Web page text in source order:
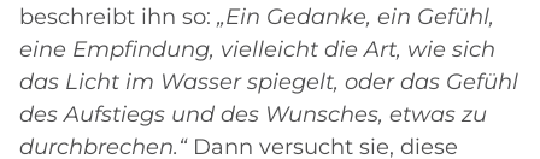
beschreibt ihn so: „Ein Gedanke, ein Gefühl,
eine Empfindung, vielleicht die Art, wie sich
das Licht im Wasser spiegelt, oder das Gefühl
des Aufstiegs und des Wunsches, etwas zu
durchbrechen.“Dann versucht sie, diese